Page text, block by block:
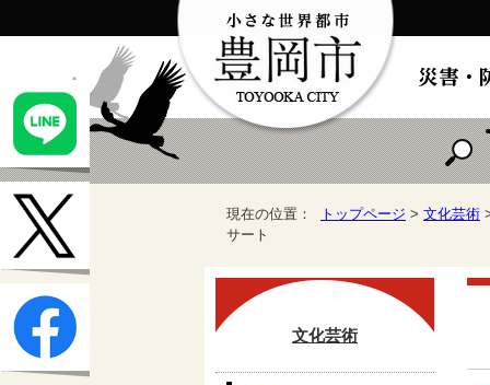
現在の位置： トップページ > 文化芸術
サート
文化芸術